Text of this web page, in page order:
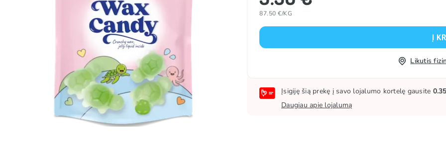
87.50 €/KG
Į
Likutis
Įsigiję šią prekę į savo lojalumo kortelę gausite
Daugiau apie lojalumą